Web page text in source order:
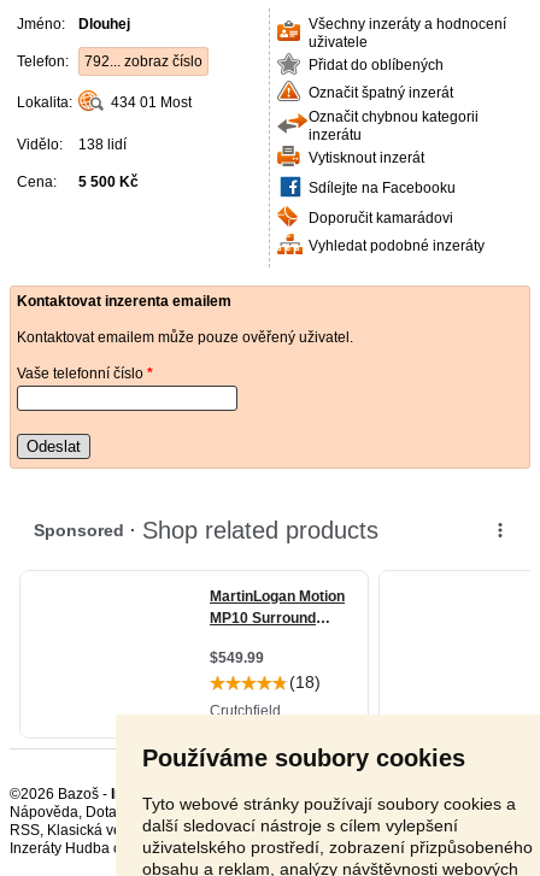
Používáme soubory cookies
Tyto webové stránky používají soubory cookies a
další sledovací nástroje s cílem vylepšení
uživatelského prostředí, zobrazení přizpůsobeného
obsahu a reklam, analýzy návštěvnosti webových
Jméno: Dlouhej
Telefon: 792... zobraz číslo
Lokalita: 434 01 Most
Vidělo: 138 lidí
Cena: 5 500 Kč
Všechny inzeráty a hodnocení
uživatele
Přidat do oblíbených
Označit špatný inzerát
Označit chybnou kategorii
inzerátu
Vytisknout inzerát
Sdílejte na Facebooku
Doporučit kamarádovi
Vyhledat podobné inzeráty
Kontaktovat inzerenta emailem
Kontaktovat emailem může pouze ověřený uživatel.
Vaše telefonní číslo *
Odeslat
©2026 Bazoš - Inzerce, Bazar Ostatní
Nápověda, Dotazy Hodnocení,Kontakt,Reklama,Podmínky,Ochrana údajů,
RSS,
Inzeráty Hudba celkem:18710, za 24 hodin:551